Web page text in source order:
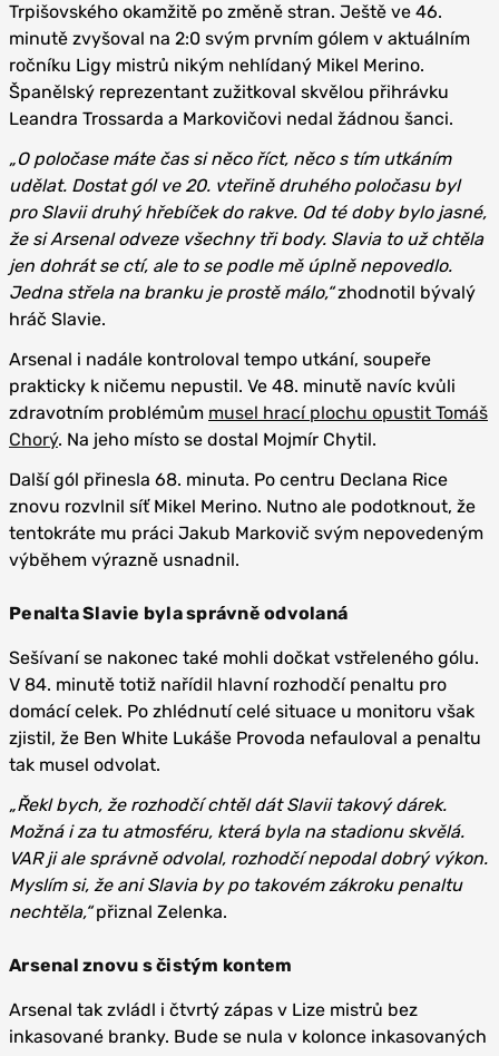
Trpišovského okamžitě po změně stran. Ještě ve 46.
minutě zvyšoval na 2:0 svým prvním gólem v aktuálním
ročníku Ligy mistrů nikým nehlídaný Mikel Merino.
Španělský reprezentant zužitkoval skvělou přihrávku
Leandra Trossarda a Markovičovi nedal žádnou šanci.
„O poločase máte čas si něco říct, něco s tím utkáním
udělat. Dostat gól ve 20. vteřině druhého poločasu byl
pro Slavii druhý hřebíček do rakve. Od té doby bylo jasné,
že si Arsenal odveze všechny tři body. Slavia to už chtěla
jen dohrát se ctí, ale to se podle mě úplně nepovedlo.
Jedna střela na branku je prostě málo,“zhodnotil bývalý
hráč Slavie.
Arsenal i nadále kontroloval tempo utkání, soupeře
prakticky k ničemu nepustil. Ve 48. minutě navíc kvůli
zdravotním problémům musel hrací plochu opustit Tomáš
Chorý. Na jeho místo se dostal Mojmír Chytil.
Další gól přinesla 68. minuta. Po centru Declana Rice
znovu rozvlnil síť Mikel Merino. Nutno ale podotknout, že
tentokráte mu práci Jakub Markovič svým nepovedeným
výběhem výrazně usnadnil.
Penalta Slavie byla správně odvolaná
Sešívaní se nakonec také mohli dočkat vstřeleného gólu.
V 84. minutě totiž nařídil hlavní rozhodčí penaltu pro
domácí celek. Po zhlédnutí celé situace u monitoru však
zjistil, že Ben White Lukáše Provoda nefauloval a penaltu
tak musel odvolat.
„Řekl bych, že rozhodčí chtěl dát Slavii takový dárek.
Možná i za tu atmosféru, která byla na stadionu skvělá.
VAR ji ale správně odvolal, rozhodčí nepodal dobrý výkon.
Myslím si, že ani Slavia by po takovém zákroku penaltu
nechtěla,“přiznal Zelenka.
Arsenal znovu s čistým kontem
Arsenal tak zvládl i čtvrtý zápas v Lize mistrů bez
inkasované branky. Bude se nula v kolonce inkasovaných